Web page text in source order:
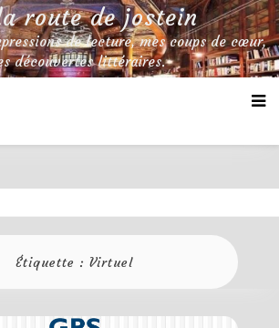
route de jostein
de lecture, mes coups de cœur,
découvertes littéraires.
Étiquette :Virtuel